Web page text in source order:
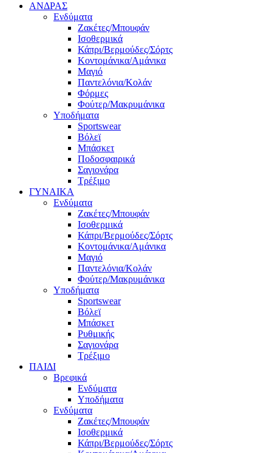
ΑΝΔΡΑΣ
Ενδύματα
Ζακέτες/Μπουφάν
Ισοθερμικά
Κάπρι/Βερμούδες/Σόρτς
Κοντομάνικα/Αμάνικα
Μαγιό
Παντελόνια/Κολάν
Φόρμες
Φούτερ/Μακρυμάνικα
Υποδήματα
Sportswear
Βόλεϊ
Μπάσκετ
Ποδοσφαιρικά
Σαγιονάρα
Τρέξιμο
ΓΥΝΑΙΚΑ
Ενδύματα
Ζακέτες/Μπουφάν
Ισοθερμικά
Κάπρι/Βερμούδες/Σόρτς
Κοντομάνικα/Αμάνικα
Μαγιό
Παντελόνια/Κολάν
Φούτερ/Μακρυμάνικα
Υποδήματα
Sportswear
Βόλεϊ
Μπάσκετ
Ρυθμικής
Σαγιονάρα
Τρέξιμο
ΠΑΙΔΙ
Βρεφικά
Ενδύματα
Υποδήματα
Ενδύματα
Ζακέτες/Μπουφάν
Ισοθερμικά
Κάπρι/Βερμούδες/Σόρτς